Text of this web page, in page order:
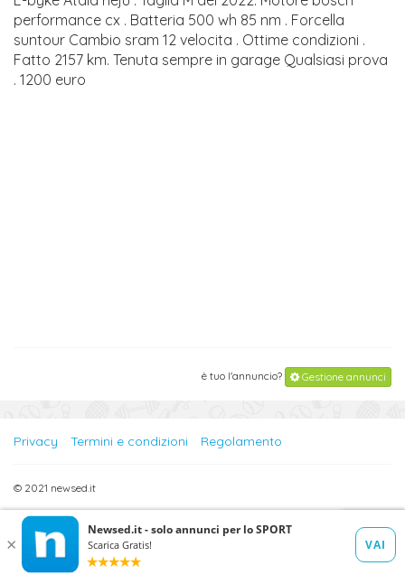
performance cx . Batteria 500 wh 85 nm . Forcella
suntour Cambio sram 12 velocita . Ottime condizioni .
Fatto 2157 km. Tenuta sempre in garage Qualsiasi prova
. 1200 euro
è tuo l'annuncio? Gestione annunci
Privacy Termini e condizioni Regolamento
© 2021 newsed.it